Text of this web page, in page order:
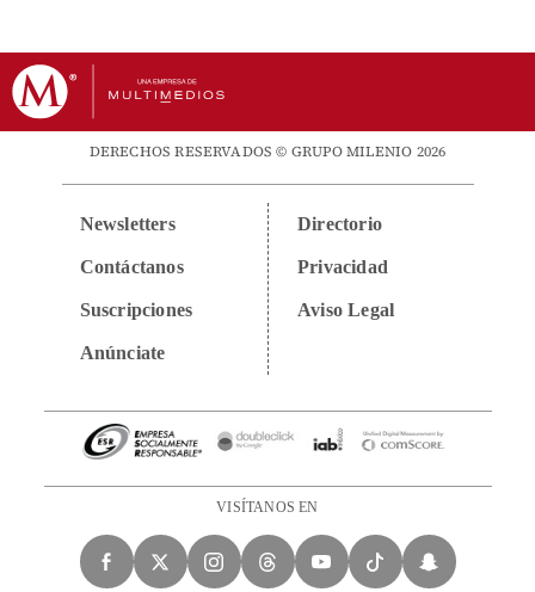
DERECHOS RESERVADOS © GRUPO MILENIO 2026
Newsletters
Contáctanos
Suscripciones
Anúnciate
Directorio
Privacidad
Aviso Legal
VISÍTANOS EN